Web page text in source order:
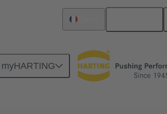
myHARTING
Produits Raccordement carte mère à carte fille